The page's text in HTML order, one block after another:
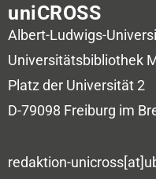
uniCROSS
Albert-Ludwigs-
Universitätsbibliothek
Platz der Universität 2
D-79098 Freiburg im
redaktion-